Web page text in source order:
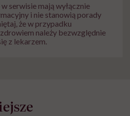
serwisie mają wyłącznie
i nie stanowią porady
że w przypadku
należy bezwzględnie
z lekarzem.